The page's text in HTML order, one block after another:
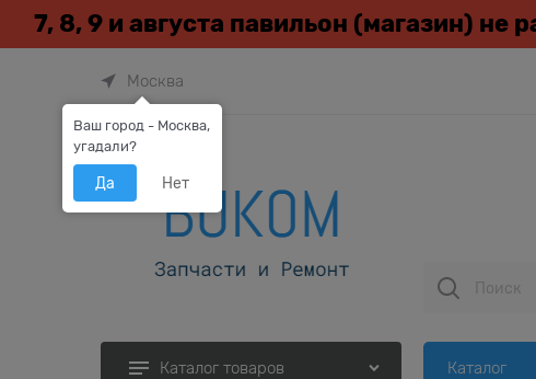
7, 8, 9 и августа павильон (магазин) не
Москва
Каталог товаров Каталог
Ваш город - Москва,
угадали?
Да Нет